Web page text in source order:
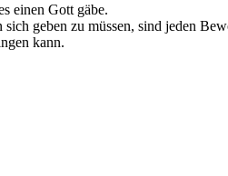
einen Gott gäbe.
geben zu müssen, sind jeden
kann.